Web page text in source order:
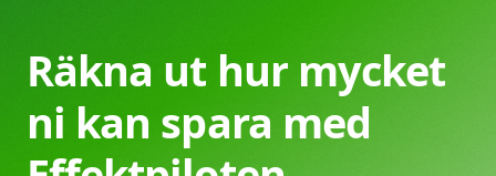
Räkna ut hur mycket
ni kan spara med